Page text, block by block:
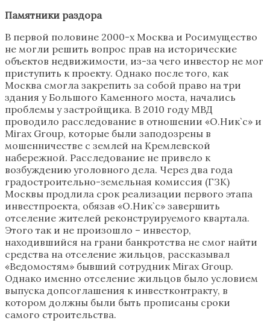
Памятники раздора
В первой половине 2000-х Москва и Росимущество
не могли решить вопрос прав на исторические
объектов недвижимости, из-за чего инвестор не мог
приступить к проекту. Однако после того, как
Москва смогла закрепить за собой право на три
здания у Большого Каменного моста, начались
проблемы у застройщика. В 2010 году МВД
проводило расследование в отношении «О.Ник`с» и
Mirax Group, которые были заподозрены в
мошенничестве с землей на Кремлевской
набережной. Расследование не привело к
возбуждению уголовного дела. Через два года
градостроительно-земельная комиссия (ГЗК)
Москвы продлила срок реализации первого этапа
инвестпроекта, обязав «О.Ник`с» завершить
отселение жителей реконструируемого квартала.
Этого так и не произошло – инвестор,
находившийся на грани банкротства не смог найти
средства на отселение жильцов, рассказывал
«Ведомостям» бывший сотрудник Mirax Group.
Однако именно отселение жильцов было условием
выпуска допсоглашения к инвестконтракту, в
котором должны были быть прописаны сроки
самого строительства.